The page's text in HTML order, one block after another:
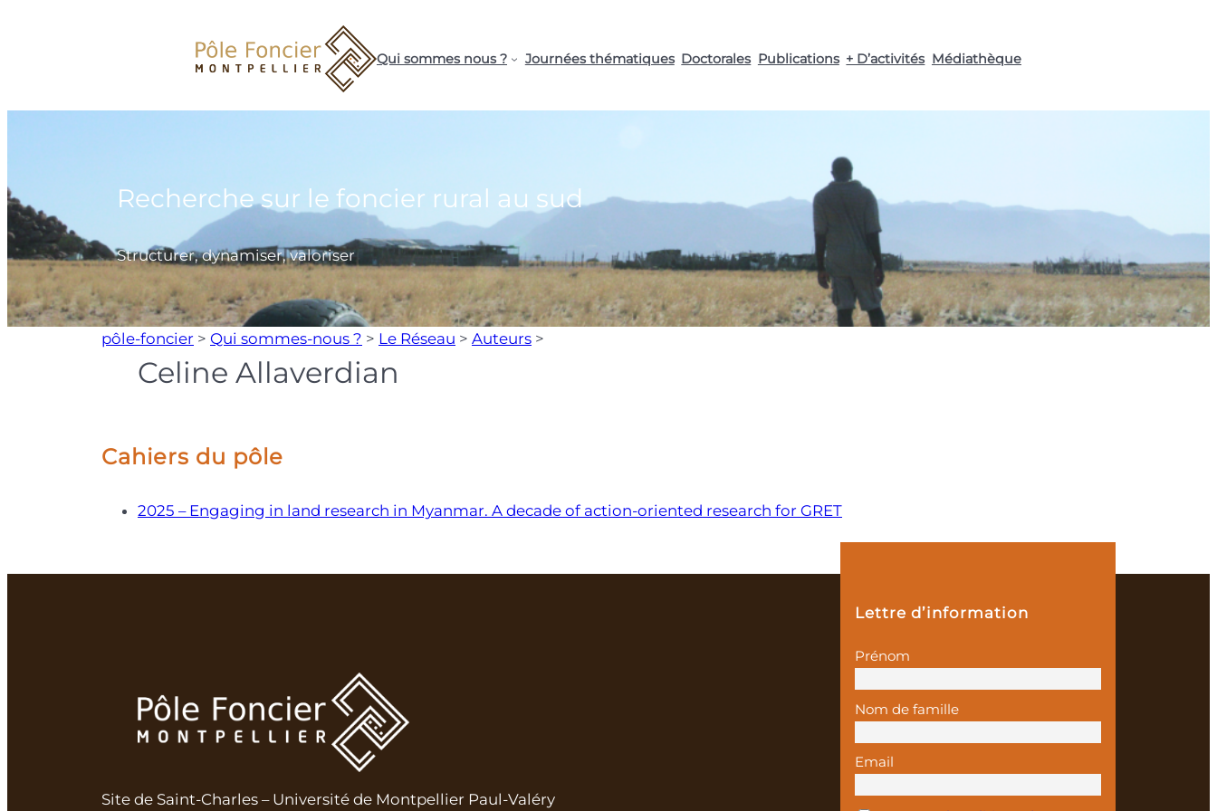
Qui sommes nous ? Journées thématiques Doctorales Publications + D’activités Médiathèque
Recherche sur le foncier rural au sud
Structurer, dynamiser, valoriser
pôle-foncier > Qui sommes-nous ? > Le Réseau > Auteurs >
Celine Allaverdian
Cahiers du pôle
2025 – Engaging in land research in Myanmar. A decade of action-oriented research for GRET
Site de Saint-Charles – Université de Montpellier Paul-Valéry
Lettre d’information
Prénom
Nom de famille
Email